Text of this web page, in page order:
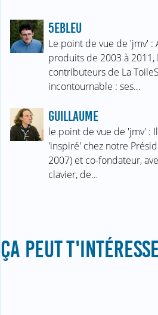
5EBLEU
Le point de vue de 'jmv' :
produits de 2003 à 2011,
contributeurs de La
incontournable : ses…
GUILLAUME
le point de vue de 'jmv' :
'inspiré' chez notre
2007) et co-fondateur,
clavier, de…
ÇA PEUT